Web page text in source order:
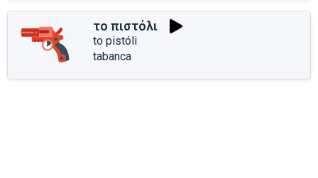
το πιστόλι
to pistóli
tabanca